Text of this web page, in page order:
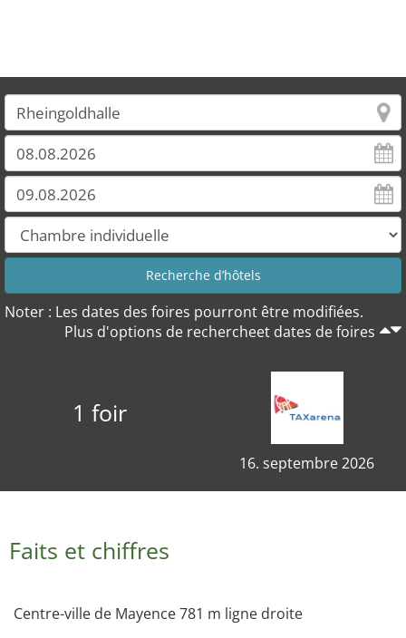
Noter : Les dates des foires pourront être modifiées.
Plus d'options de rechercheet dates de foires
1 foir
16. septembre 2026
Faits et chiffres
Centre-ville de Mayence 781 m ligne droite